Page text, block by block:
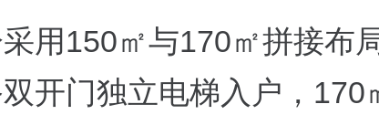
用150㎡与170㎡拼接布
开门独立电梯入户，170